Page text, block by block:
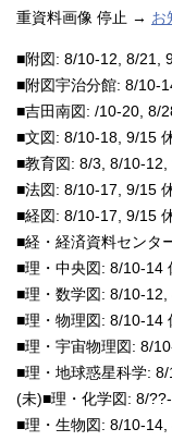
重資料画像 停止 → お
■附図: 8/10-12, 8/21,
■附図宇治分館: 8/10-
■吉田南図: /10-20, 8/
■文図: 8/10-18, 9/15
■教育図: 8/3, 8/10-
■法図: 8/10-17, 9/15
■経図: 8/10-17, 9/15
■経・経済資料センタ
■理・中央図: 8/10-14
■理・数学図: 8/10-
■理・物理図: 8/10-14
■理・宇宙物理図: 8/
■理・地球惑星科学:
(未)■理・化学図: 8/
■理・生物図: 8/10-